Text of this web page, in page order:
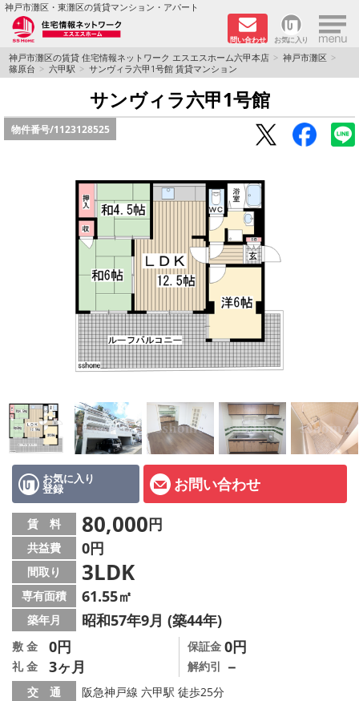
神戸市灘区・東灘区の賃貸マンション・アパート
問い合わせ お気に入り ×
TOPページ
学生さん向け物件
ペット飼育可物件
路線·駅から探す
地図から探す
店舗情報·アクセス
会社概要
メールでお問い合わせ
神戸市灘区の賃貸 住宅情報ネットワーク エスエスホーム六甲本店
神戸市灘区
篠原台
六甲駅 サンヴィラ六甲1号館 賃貸マンション
サンヴィラ六甲1号館
物件番号/1123128525
お気に入り
登録 お問い合わせ
賃 料 80,000円
共益費 0円
間取り 3LDK
専有面積 61.55㎡
築年月 昭和57年9月 (築44年)
敷 金 0円
礼 金 3ヶ月
保証金 0円
解約引 －
交 通
阪急神戸線 六甲駅 徒歩25分